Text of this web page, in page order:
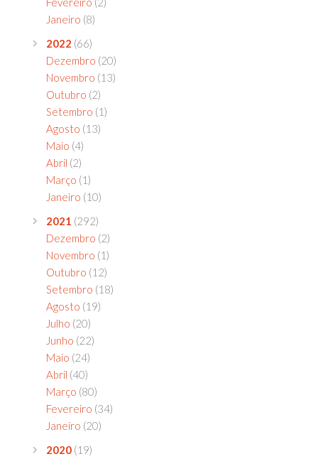
Janeiro (8)
2022 (66)
Dezembro (20)
Novembro (13)
Outubro (2)
Setembro (1)
Agosto (13)
Maio (4)
Abril (2)
Março (1)
Janeiro (10)
2021 (292)
Dezembro (2)
Novembro (1)
Outubro (12)
Setembro (18)
Agosto (19)
Julho (20)
Junho (22)
Maio (24)
Abril (40)
Março (80)
Fevereiro (34)
Janeiro (20)
2020 (19)